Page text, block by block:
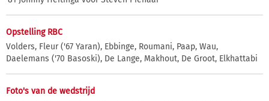
Opstelling RBC
Volders, Fleur ('67 Yaran), Ebbinge, Roumani, Paap, Wau,
Daelemans ('70 Basoski), De Lange, Makhout, De Groot, Elkhattabi
Foto's van de wedstrijd